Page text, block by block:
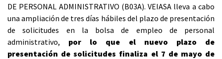
DE PERSONAL ADMINISTRATIVO (B03A).VEIASA lleva a cabo
una ampliación de tres días hábiles del plazo de presentación
de solicitudes en la bolsa de empleo de personal
administrativo, por lo que el nuevo plazo de
presentación de solicitudes finaliza el 7 de mayo de